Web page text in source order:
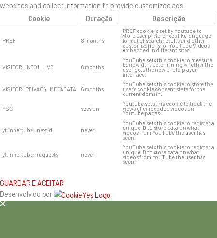
websites and collect information to provide customized ads.
Cookie
Duração Descrição
PREF 8 months
PREF cookie is set by Youtube to
store user preferences like language,
format of search results and other
customizations for YouTube Videos
embedded in different sites.
VISITOR_INFO1_LIVE 6 months
YouTube sets this cookie to measure
bandwidth, determining whether the
user gets the new or old player
interface.
VISITOR_PRIVACY_METADATA 6 months
YouTube sets this cookie to store the
user's cookie consent state for the
current domain.
YSC session
Youtube sets this cookie to track the
views of embedded videos on
Youtube pages.
yt.innertube::nextId never
YouTube sets this cookie to register a
unique ID to store data on what
videos from YouTube the user has
seen.
yt.innertube::requests never
YouTube sets this cookie to register a
unique ID to store data on what
videos from YouTube the user has
seen.
GUARDAR E ACEITAR
Desenvolvido por